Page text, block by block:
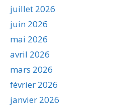
juillet 2026
juin 2026
mai 2026
avril 2026
mars 2026
février 2026
janvier 2026